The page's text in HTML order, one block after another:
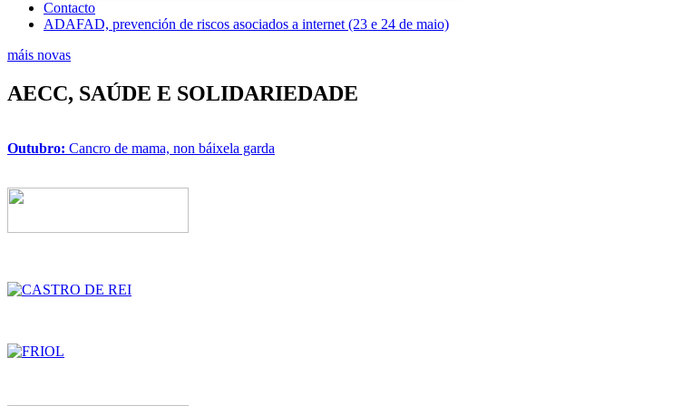
Contacto
ADAFAD, prevención de riscos asociados a internet (23 e 24 de maio)
máis novas
AECC, SAÚDE E SOLIDARIEDADE
Outubro: Cancro de mama, non báixela garda